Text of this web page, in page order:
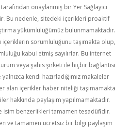
onaylanmış bir Yer Sağlayıcı
Bu nedenle, sitedeki içerikleri proaktif
yükümlülüğümüz bulunmamaktadır.
içeriklerin sorumluluğunu taşımakta olup,
kabul etmiş sayılırlar. Bu internet
veya şahıs şirketi ile hiçbir bağlantısı
kendi hazırladığımız makaleler
alan içerikler haber niteliği taşımamakta
hakkında paylaşım yapılmamaktadır.
isim benzerlikleri tamamen tesadüfidir.
ve tamamen ücretsiz bir bilgi paylaşım